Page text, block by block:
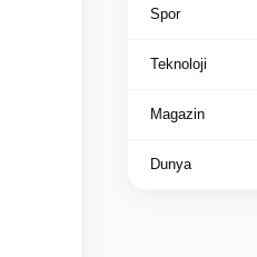
Spor
Teknoloji
Magazin
Dunya